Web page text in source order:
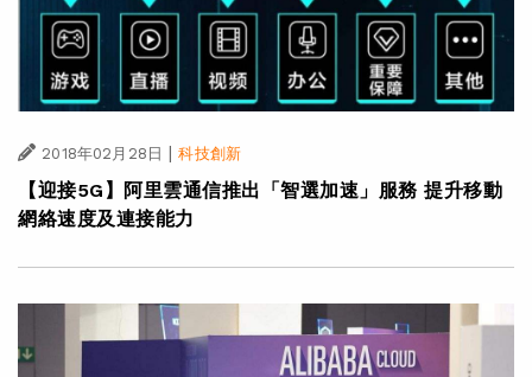
2018年02月28日 | 科技創新
【迎接5G】阿里雲通信推出「智選加速」服務 提升移動
網絡速度及連接能力